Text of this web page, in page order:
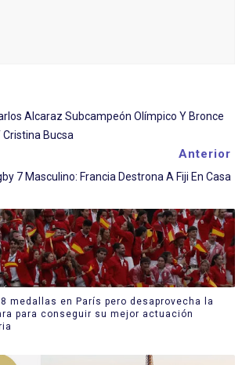
Alcaraz Subcampeón Olímpico Y Bronce
Cristina Bucsa
Anterior
7 Masculino: Francia Destrona A Fiji En Casa
medallas en París pero desaprovecha la
para conseguir su mejor actuación